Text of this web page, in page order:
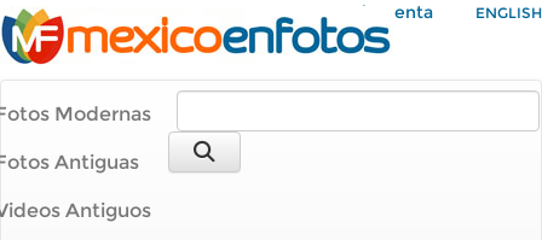
Mi Cuenta ENGLISH
Modernas
Antiguas
Antiguos